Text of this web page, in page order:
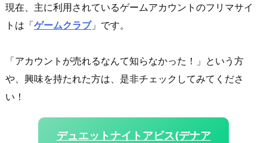
現在、主に利用されているゲームアカウントのフリマサイ
トは「ゲームクラブ」です。
「アカウントが売れるなんて知らなかった！」という方
や、興味を持たれた方は、是非チェックしてみてくださ
い！
デュエットナイトアビス(デナア